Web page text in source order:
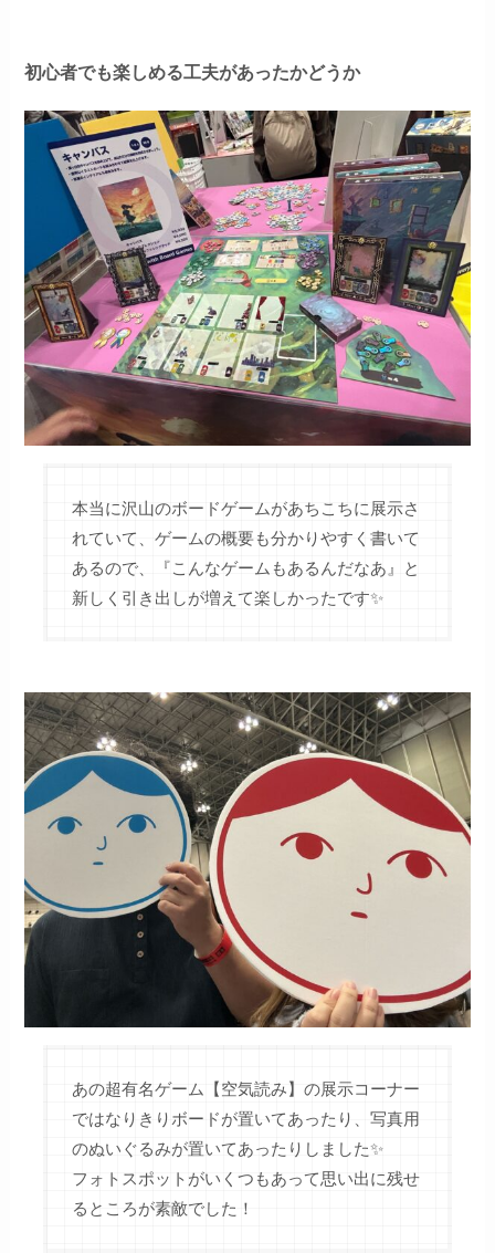
初心者でも楽しめる工夫があったかどうか
本当に沢山のボードゲームがあちこちに展示さ
れていて、ゲームの概要も分かりやすく書いて
あるので、『こんなゲームもあるんだなあ』と
新しく引き出しが増えて楽しかったです✨
あの超有名ゲーム【空気読み】の展示コーナー
ではなりきりボードが置いてあったり、写真用
のぬいぐるみが置いてあったりしました✨
フォトスポットがいくつもあって思い出に残せ
るところが素敵でした！